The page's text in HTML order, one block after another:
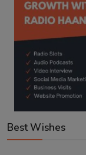
Best Wishes